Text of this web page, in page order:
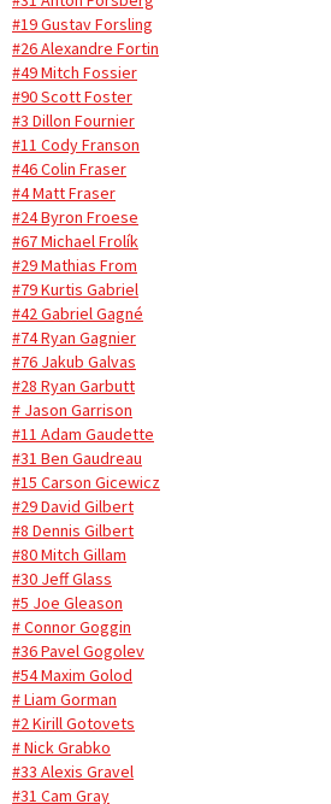
#19 Gustav Forsling
#26 Alexandre Fortin
#49 Mitch Fossier
#90 Scott Foster
#3 Dillon Fournier
#11 Cody Franson
#46 Colin Fraser
#4 Matt Fraser
#24 Byron Froese
#67 Michael Frolík
#29 Mathias From
#79 Kurtis Gabriel
#42 Gabriel Gagné
#74 Ryan Gagnier
#76 Jakub Galvas
#28 Ryan Garbutt
# Jason Garrison
#11 Adam Gaudette
#31 Ben Gaudreau
#15 Carson Gicewicz
#29 David Gilbert
#8 Dennis Gilbert
#80 Mitch Gillam
#30 Jeff Glass
#5 Joe Gleason
# Connor Goggin
#36 Pavel Gogolev
#54 Maxim Golod
# Liam Gorman
#2 Kirill Gotovets
# Nick Grabko
#33 Alexis Gravel
#31 Cam Gray